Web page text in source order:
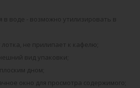
в воде - возможно утилизировать в
лотка, не прилипает к кафелю;
вид упаковки;
дном;
окно для просмотра содержимого;